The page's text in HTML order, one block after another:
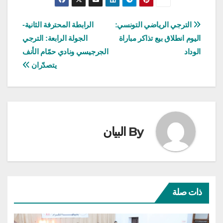
تصفّح
المقالات
الرابطة المحترفة الثانية-
الجولة الرابعة: الترجي
الجرجيسي ونادي حمّام الأنف
يتصدّران
الترجي الرياضي التونسي:
اليوم انطلاق بيع تذاكر مباراة
الوداد
By البيان
ذات صلة